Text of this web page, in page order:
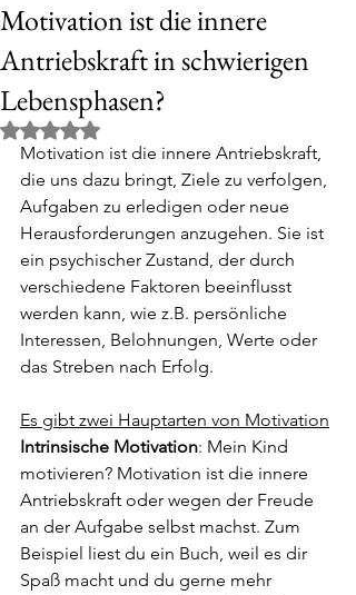
Motivation ist die innere
Antriebskraft in schwierigen
Lebensphasen?
Mit NaN von 5 Sternen bewertet.
Motivation ist die innere Antriebskraft,
die uns dazu bringt, Ziele zu verfolgen,
Aufgaben zu erledigen oder neue
Herausforderungen anzugehen. Sie ist
ein psychischer Zustand, der durch
verschiedene Faktoren beeinflusst
werden kann, wie z.B. persönliche
Interessen, Belohnungen, Werte oder
das Streben nach Erfolg.
Es gibt zwei Hauptarten von Motivation
Intrinsische Motivation: Mein Kind
motivieren? Motivation ist die innere
Antriebskraft oder wegen der Freude
an der Aufgabe selbst machst. Zum
Beispiel liest du ein Buch, weil es dir
Spaß macht und du gerne mehr